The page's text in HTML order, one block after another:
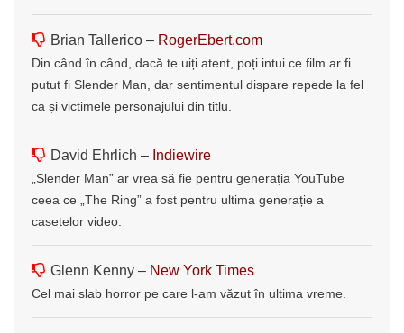
Brian Tallerico – RogerEbert.com
Din când în când, dacă te uiți atent, poți intui ce film ar fi
putut fi Slender Man, dar sentimentul dispare repede la fel
ca și victimele personajului din titlu.
David Ehrlich – Indiewire
„Slender Man” ar vrea să fie pentru generația YouTube
ceea ce „The Ring” a fost pentru ultima generație a
casetelor video.
Glenn Kenny – New York Times
Cel mai slab horror pe care l-am văzut în ultima vreme.